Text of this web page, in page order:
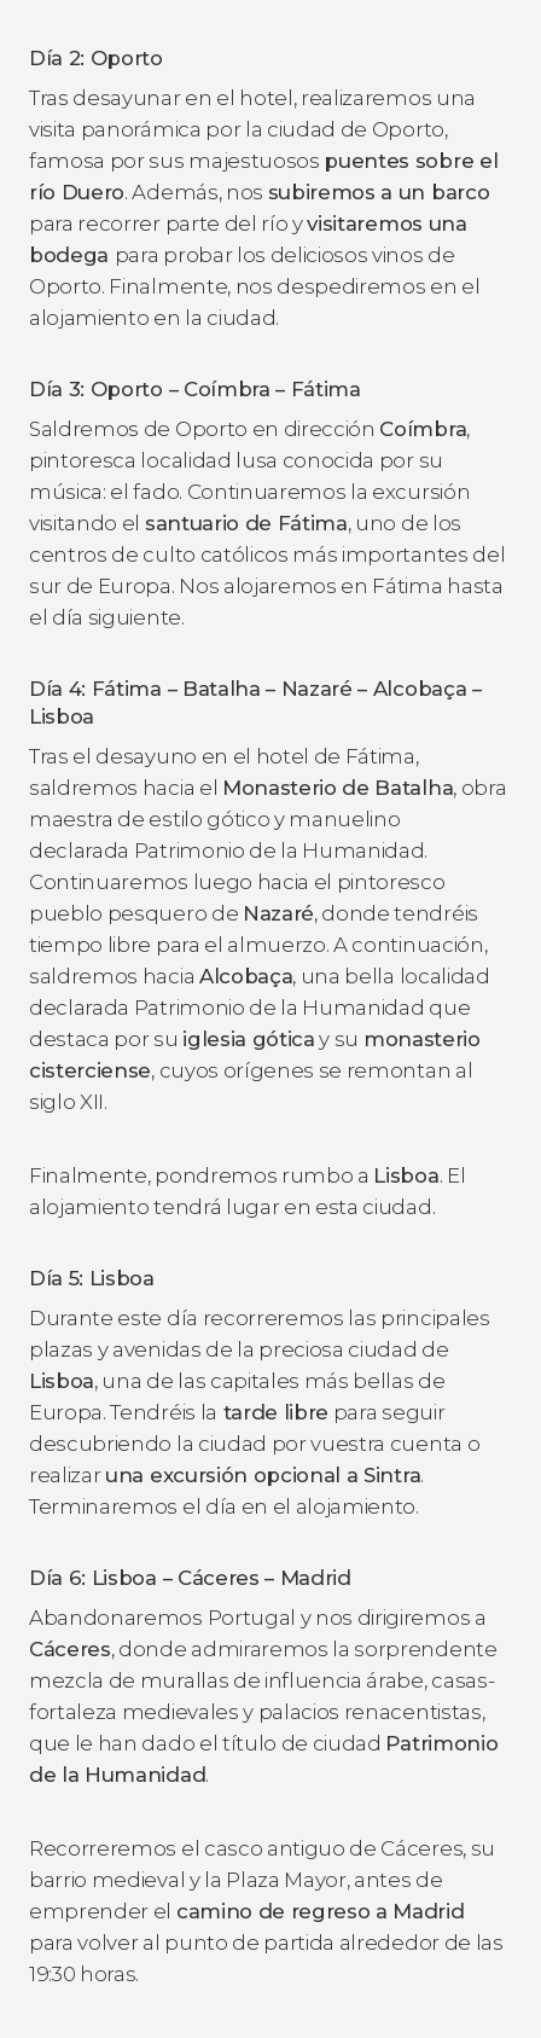
Día 2: Oporto
Tras desayunar en el hotel, realizaremos una
visita panorámica por la ciudad de Oporto,
famosa por sus majestuosos puentes sobre el
río Duero. Además, nos subiremos a un barco
para recorrer parte del río yvisitaremos una
bodega para probar los deliciosos vinos de
Oporto. Finalmente, nos despediremos en el
alojamiento en la ciudad.
Día 3: Oporto – Coímbra – Fátima
Saldremos de Oporto en dirección Coímbra,
pintoresca localidad lusa conocida por su
música: el fado. Continuaremos la excursión
visitando el santuario de Fátima, uno de los
centros de culto católicos más importantes del
sur de Europa. Nos alojaremos en Fátima hasta
el día siguiente.
Día 4: Fátima – Batalha – Nazaré – Alcobaça –
Lisboa
Tras el desayuno en el hotel de Fátima,
saldremos hacia el Monasterio de Batalha, obra
maestra de estilo gótico y manuelino
declarada Patrimonio de la Humanidad.
Continuaremos luego hacia el pintoresco
pueblo pesquero de Nazaré, donde tendréis
tiempo libre para el almuerzo. A continuación,
saldremos hacia Alcobaça, una bella localidad
declarada Patrimonio de la Humanidad que
destaca por su iglesia gótica y su monasterio
cisterciense, cuyos orígenes se remontan al
siglo XII.
Finalmente, pondremos rumbo a Lisboa. El
alojamiento tendrá lugar en esta ciudad.
Día 5: Lisboa
Durante este día recorreremos las principales
plazas y avenidas de la preciosa ciudad de
Lisboa, una de las capitales más bellas de
Europa. Tendréis la tarde libre para seguir
descubriendo la ciudad por vuestra cuenta o
realizar una excursión opcional a Sintra.
Terminaremos el día en el alojamiento.
Día 6: Lisboa – Cáceres – Madrid
Abandonaremos Portugal y nos dirigiremos a
Cáceres, donde admiraremos la sorprendente
mezcla de murallas de influencia árabe, casas-
fortaleza medievales y palacios renacentistas,
que le han dado el título de ciudad Patrimonio
de la Humanidad.
Recorreremos el casco antiguo de Cáceres, su
barrio medieval y la Plaza Mayor, antes de
emprender el camino de regreso a Madrid
para volver al punto de partida alrededor de las
19:30 horas.